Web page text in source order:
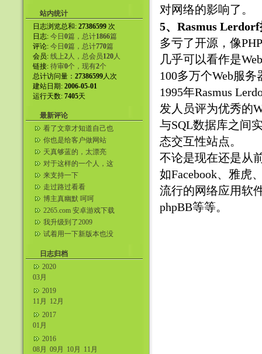
对网络的影响了。
5、Rasmus
多亏了开源，像
几乎可以看作是
100多万个Web服务
1995年Rasmus
发人员评为优秀的
与SQL数据库之间
态交互性站点。
不论是现在还是从
如Facebook、雅虎
流行的网络应用软
phpBB等等。
站内统计
日志浏览总和: 27386599 次
日志: 今日 0篇，总计1866篇
评论: 今日 0篇，总计770篇
会员: 线上2人，总会员120人
链接: 待审0个，现有2个
总计访问量： 27386599人次
建站日期: 2006-05-01
运行天数: 7405天
最新评论
看了文章才知道自己也
是嘴贱的人。
你也是给客户做网站
吗？同行。我自己弄了
美国服务器给...
天真够蓝的，太漂亮
了。咱们这都看不到。
对于这样的一个人，这
样的一个女人，我们就
应该这样的...
来支持一下
走过路过看看
博主真幽默 呵呵
2265.com 安卓游戏下载
我升级到了2009
试着用一下新版本也没
日志归档
2020
03月
2019
11月
12月
2017
01月
2016
08月 09月 10月
11月